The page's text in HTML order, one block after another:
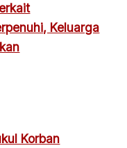
Keluarga
Korban